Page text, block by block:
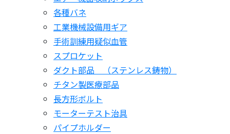
各種バネ
工業機械設備用ギア
手術訓練用疑似血管
スプロケット
ダクト部品 （ステンレス鋳物）
チタン製医療部品
長方形ボルト
モーターテスト治具
パイプホルダー